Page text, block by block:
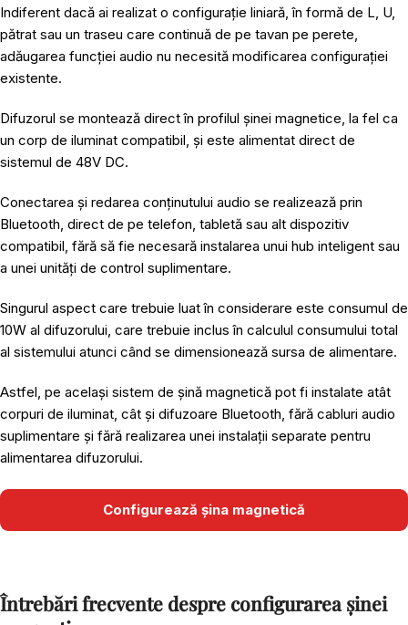
Indiferent dacă ai realizat o configurație liniară, în formă de L, U,
pătrat sau un traseu care continuă de pe tavan pe perete,
adăugarea funcției audio nu necesită modificarea configurației
existente.
Difuzorul se montează direct în profilul șinei magnetice, la fel ca
un corp de iluminat compatibil, și este alimentat direct de
sistemul de 48V DC.
Conectarea și redarea conținutului audio se realizează prin
Bluetooth, direct de pe telefon, tabletă sau alt dispozitiv
compatibil, fără să fie necesară instalarea unui hub inteligent sau
a unei unități de control suplimentare.
Singurul aspect care trebuie luat în considerare este consumul de
10W al difuzorului, care trebuie inclus în calculul consumului total
al sistemului atunci când se dimensionează sursa de alimentare.
Astfel, pe același sistem de șină magnetică pot fi instalate atât
corpuri de iluminat, cât și difuzoare Bluetooth, fără cabluri audio
suplimentare și fără realizarea unei instalații separate pentru
alimentarea difuzorului.
Configurează șina magnetică
Întrebări frecvente despre configurarea șinei